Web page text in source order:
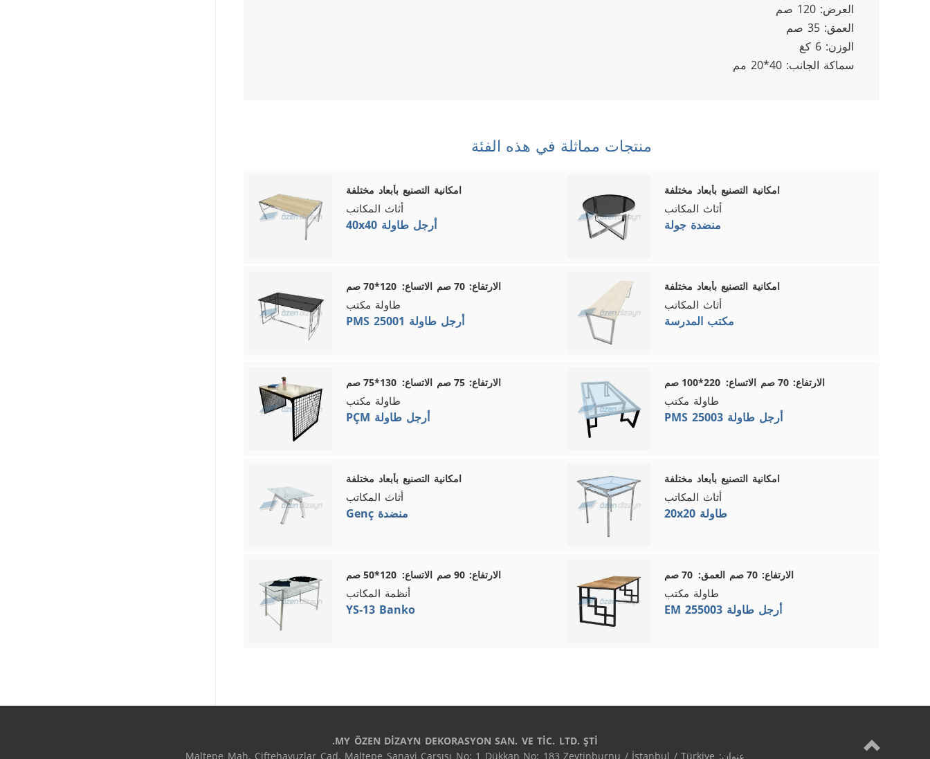
العرض: 120 صم
العمق: 35 صم
الوزن: 6 كغ
سماكة الجانب: 40*20 مم
منتجات مماثلة في هذه الفئة
امكانية التصنيع بأبعاد مختلفة
أثاث المكاتب
40x40 أرجل طاولة
امكانية التصنيع بأبعاد مختلفة
أثاث المكاتب
منضدة جولة
الارتفاع: 70 صم الاتساع: 120*70 صم
طاولة مكتب
PMS 25001 أرجل طاولة
امكانية التصنيع بأبعاد مختلفة
أثاث المكاتب
مكتب المدرسة
الارتفاع: 75 صم الاتساع: 130*75 صم
طاولة مكتب
PÇM أرجل طاولة
الارتفاع: 70 صم الاتساع: 220*100 صم
طاولة مكتب
PMS 25003 أرجل طاولة
امكانية التصنيع بأبعاد مختلفة
أثاث المكاتب
Genç منضدة
امكانية التصنيع بأبعاد مختلفة
أثاث المكاتب
20x20 طاولة
الارتفاع: 90 صم الاتساع: 120*50 صم
أنظمة المكاتب
YS-13 Banko
الارتفاع: 70 صم العمق: 70 صم
طاولة مكتب
EM 255003 أرجل طاولة
MY ÖZEN DİZAYN DEKORASYON SAN. VE TİC. LTD. ŞTİ.